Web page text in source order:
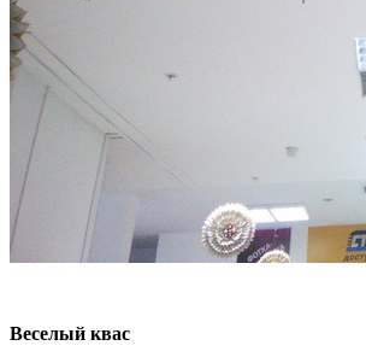
Веселый квас